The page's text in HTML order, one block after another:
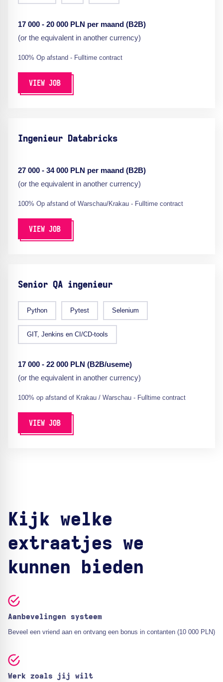
17 000 - 20 000 PLN per maand (B2B)
(or the equivalent in another currency)
100% Op afstand - Fulltime contract
VIEW JOB
Ingenieur Databricks
27 000 - 34 000 PLN per maand (B2B)
(or the equivalent in another currency)
100% Op afstand of Warschau/Krakau - Fulltime contract
VIEW JOB
Senior QA ingenieur
Python Pytest Selenium
GIT, Jenkins en CI/CD-tools
17 000 - 22 000 PLN (B2B/useme)
(or the equivalent in another currency)
100% op afstand of Krakau / Warschau - Fulltime contract
VIEW JOB
Kijk welke
extraatjes we
kunnen bieden
Aanbevelingen systeem
Beveel een vriend aan en ontvang een bonus in contanten (10 000 PLN)
Werk zoals jij wilt